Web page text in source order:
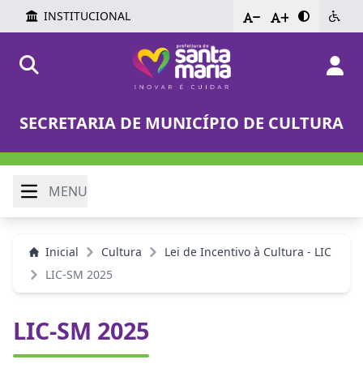
INSTITUCIONAL - +
SECRETARIA DE MUNICÍPIO DE CULTURA
MENU
Inicial Cultura
Lei de Incentivo à Cultura - LIC
LIC-SM 2025
LIC-SM 2025